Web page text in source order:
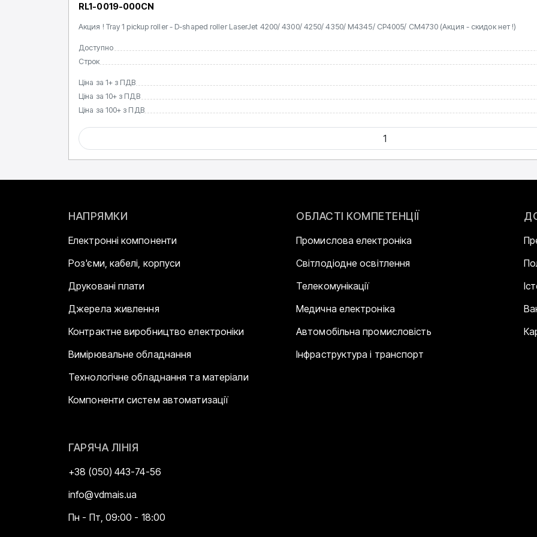
RL1-0019-000CN
Акция ! Tray 1 pickup roller - D-shaped roller LaserJet 4200/ 4300/ 4250/ 4350/ M4345/ CP4005/ CM4730 (Акция - скидок нет !)
Доступно
Строк
Ціна за 1+ з ПДВ
Ціна за 10+ з ПДВ
Ціна за 100+ з ПДВ
НАПРЯМКИ
Електронні компоненти
Роз'єми, кабелі, корпуси
Друковані плати
Джерела живлення
Контрактне виробництво електроніки
Вимірювальне обладнання
Технологічне обладнання та матеріали
Компоненти систем автоматизації
ОБЛАСТІ КОМПЕТЕНЦІЇ
Промислова електроніка
Світлодіодне освітлення
Телекомунікації
Медична електроніка
Автомобільна промисловість
Інфраструктура і транспорт
ГАРЯЧА ЛІНІЯ
+38 (050) 443-74-56
info@vdmais.ua
Пн - Пт, 09:00 - 18:00